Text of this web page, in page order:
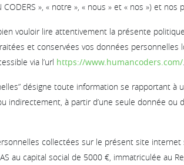
CODERS », « notre », « nous » et « nos ») et
vouloir lire attentivement la présente
et conservées vos données
via l’url https://www.humancoders.com/
désigne toute information se rapportant
indirectement, à partir d’une seule donnée ou
collectées sur le présent site
au capital social de 5000 €, immatriculée au